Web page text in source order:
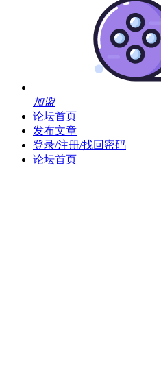
加盟
论坛首页
发布文章
登录/注册/找回密码
论坛首页